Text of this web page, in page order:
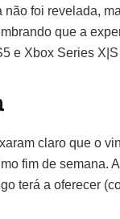
foi revelada,
que a
e Xbox Series
claro que o
fim de semana.
terá a oferecer